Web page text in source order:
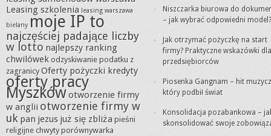
Leasing szkolenia leasing warszawa
bielany moje IP to
najczęściej padające liczby
w lotto najlepszy ranking
chwilówek odzyskiwanie podatku z
zagranicy Oferty pożyczki kredyty
oferty pracy
Myszkówotworzenie firmy
w anglii otworzenie firmy w
uk pan jezus już się zbliża pieśni
religijne chwyty porównywarka
Niszczarka biurowa do
– jak wybrać odpowiedni model?
Jak otrzymać pożyczkę na start
firmy? Praktyczne wskazówki dla
przedsiębiorców
Piosenka Gangnam – hit
który podbił świat
Konsolidacja pozabankowa –
skonsolidować swoje